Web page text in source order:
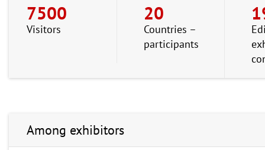
7500
Visitors
20
Countries –
participants
Among exhibitors